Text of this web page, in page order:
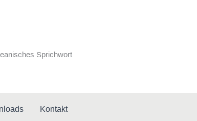
Sprichwort
Kontakt